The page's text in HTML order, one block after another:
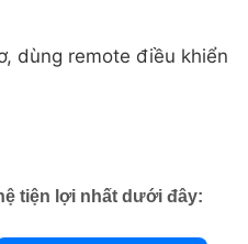
dùng remote điều khiển
tiện lợi nhất dưới đây: